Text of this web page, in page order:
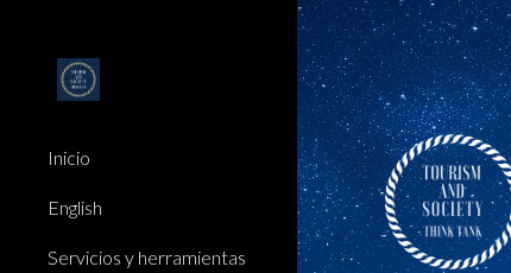
Inicio
English
Servicios y herramientas